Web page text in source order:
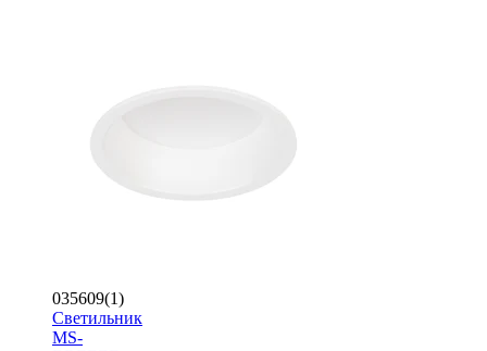
035609(1)
Светильник
MS-